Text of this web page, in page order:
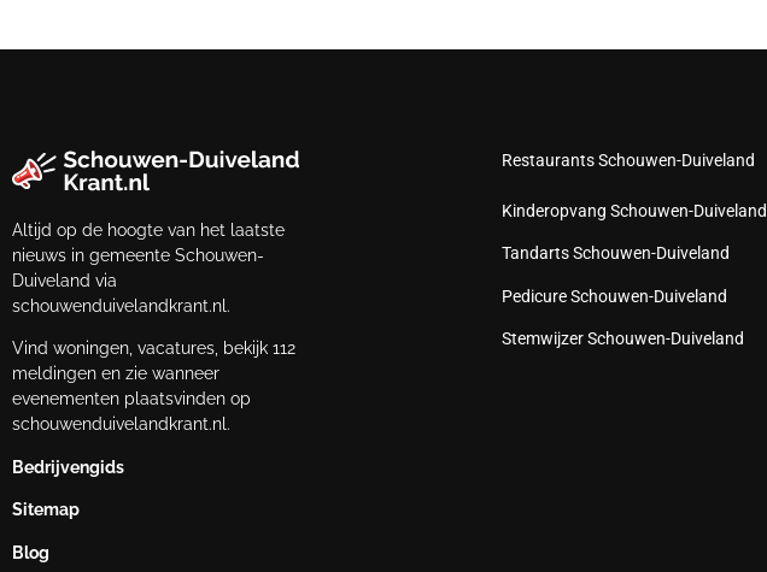
Altijd op de hoogte van het laatste
nieuws in gemeente Schouwen-
Duiveland via
schouwenduivelandkrant.nl.
Vind woningen, vacatures, bekijk 112
meldingen en zie wanneer
evenementen plaatsvinden op
schouwenduivelandkrant.nl.
Bedrijvengids
Sitemap
Blog
Restaurants Schouwen-Duiveland
Kinderopvang Schouwen-Duiveland
Tandarts Schouwen-Duiveland
Pedicure Schouwen-Duiveland
Stemwijzer Schouwen-Duiveland